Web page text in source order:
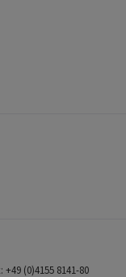
(0)4155 8141-80